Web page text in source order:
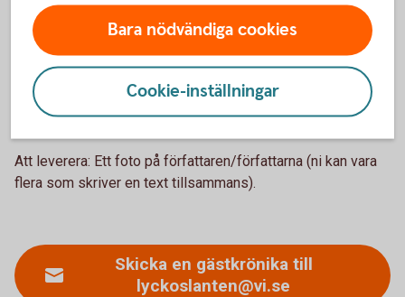
varandra.
Att leverera: 3 tips eller liknande, med max två meningar
på varje tips.
4. Foto:
Färgbild på skribenten/skribenterna. Närbild eller i
Att leverera: Ett foto på författaren/författarna (ni kan vara
flera som skriver en text tillsammans).
Skicka en gästkrönika till
lyckoslanten@vi.se
Bara nödvändiga cookies
Cookie-inställningar